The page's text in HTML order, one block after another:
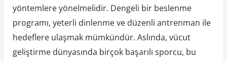
yöntemlere yönelmelidir. Dengeli bir beslenme
programı, yeterli dinlenme ve düzenli antrenman ile
hedeflere ulaşmak mümkündür. Aslında, vücut
geliştirme dünyasında birçok başarılı sporcu, bu